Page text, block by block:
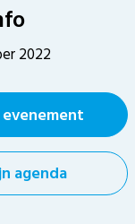
2022
agenda